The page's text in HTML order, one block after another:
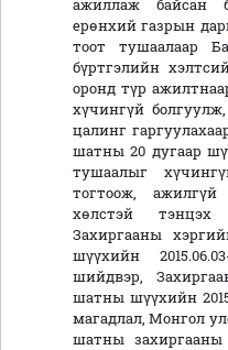
ажиллаж байсан
ерөнхий газрын
тоот тушаалаар
бүртгэлийн
оронд түр
хүчингүй
цалинг
шатны 20 дугаар
тушаалыг
тогтоож,
хөлстэй
Захиргааны
шүүхийн
шийдвэр,
шатны шүүхийн
магадлал, Монгол
шатны